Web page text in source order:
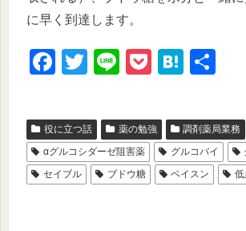
に早く到達します。
F
c
e
b
o
T
tt
er
Li
e
P
ck
et
H
e
n
a
役に立つ話 薬の勉強
調剤薬局業務
αグルコシダーゼ阻害薬
グルコバイ
セイブル
ブドウ糖 ベイスン